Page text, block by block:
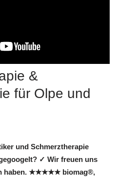
&
für Olpe und
und Schmerztherapie
✓ Wir freuen uns
haben. ★★★★★ biomag®,